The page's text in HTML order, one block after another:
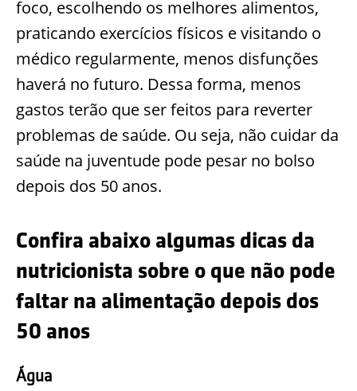
foco, escolhendo os melhores alimentos,
praticando exercícios físicos e visitando o
médico regularmente, menos disfunções
haverá no futuro. Dessa forma, menos
gastos terão que ser feitos para reverter
problemas de saúde. Ou seja, não cuidar da
saúde na juventude pode pesar no bolso
depois dos 50 anos.
Confira abaixo algumas dicas da
nutricionista sobre o que não pode
faltar na alimentação depois dos
50 anos
Água